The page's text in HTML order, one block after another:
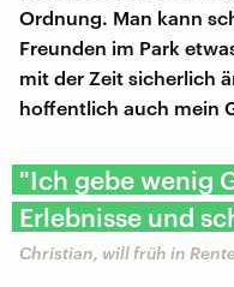
Ordnung. Man kann
Freunden im Park
mit der Zeit sicherlich
hoffentlich auch mein
" Ich gebe wenig
Erlebnisse und
Christian, will früh in